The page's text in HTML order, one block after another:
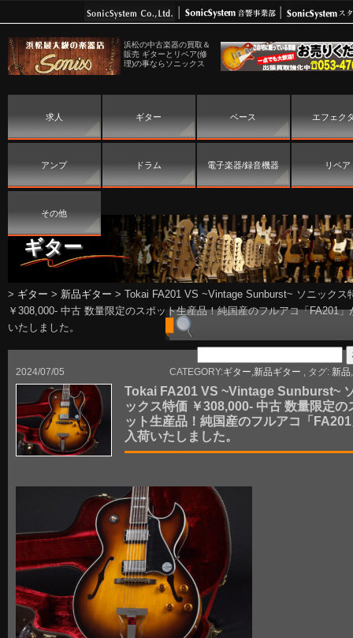
浜松の中古楽器の買取＆
販売 ギターとリペア(修
理)の事ならソニックス
求人 ギター ベース エフェク
アンプ ドラム 電子楽器/録音機器 リペア
その他
ギター
> ギター > 新品ギター > Tokai FA201 VS ~Vintage Sunburst~ ソニックス
￥308,000- 中古 数量限定のスポット生産品！純国産のフルアコ「FA201」
いたしました。
2024/07/05 CATEGORY:ギター 新品ギター , タグ: 新品
Tokai FA201 VS ~Vintage Sunburst~
ックス特価 ￥308,000- 中古 数量限定の
ット生産品！純国産のフルアコ「
入荷いたしました。